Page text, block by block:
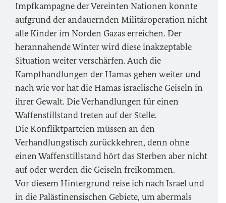
Impfkampagne der Vereinten Nationen konnte
aufgrund der andauernden Militäroperation nicht
alle Kinder im Norden Gazas erreichen. Der
herannahende Winter wird diese inakzeptable
Situation weiter verschärfen. Auch die
Kampfhandlungen der Hamas gehen weiter und
nach wie vor hat die Hamas israelische Geiseln in
ihrer Gewalt. Die Verhandlungen für einen
Waffenstillstand treten auf der Stelle.
Die Konfliktparteien müssen an den
Verhandlungstisch zurückkehren, denn ohne
einen Waffenstillstand hört das Sterben aber nicht
auf oder werden die Geiseln freikommen.
Vor diesem Hintergrund reise ich nach Israel und
in die Palästinensischen Gebiete, um abermals